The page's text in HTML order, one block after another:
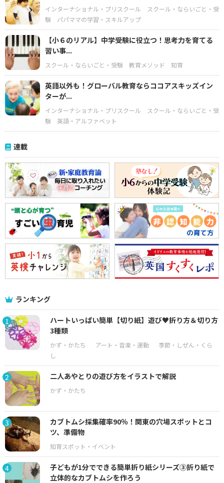
インターナショナル・プリスクール
スクール・ならいごと・受
験
パパママの学習・スキルアップ
【小６のリアル】中学受験に役立つ！思考力を育てる
習い事...
スクール・ならいごと・受験 教育メソッド 知育
英語以外も！グローバル教育ならココアスキッズイン
ターが...
インターナショナル・プリスクール
スクール・ならいごと・受
験
英語・アルファベット
連載
ランキング
1
ハートいっぱい簡単【切り紙】遊び♥折り方＆切り方
3種類
2 二人あやとりの遊び方をイラストで解説
3
カブトムシ採集確率90％！関東の穴場スポットとコ
ツ、準備物
4
子どもが1分でできる簡単折り紙シリーズ③折り紙で
立体的なカブトムシを作ろう